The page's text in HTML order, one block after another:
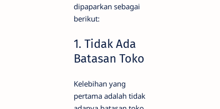
dipaparkan sebagai
berikut:
1. Tidak Ada
Batasan Toko
Kelebihan yang
pertama adalah tidak